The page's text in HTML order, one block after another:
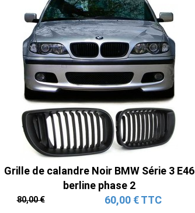
Grille de calandre Noir BMW Série 3 E46
berline phase 2
80,00 € 60,00 € TTC